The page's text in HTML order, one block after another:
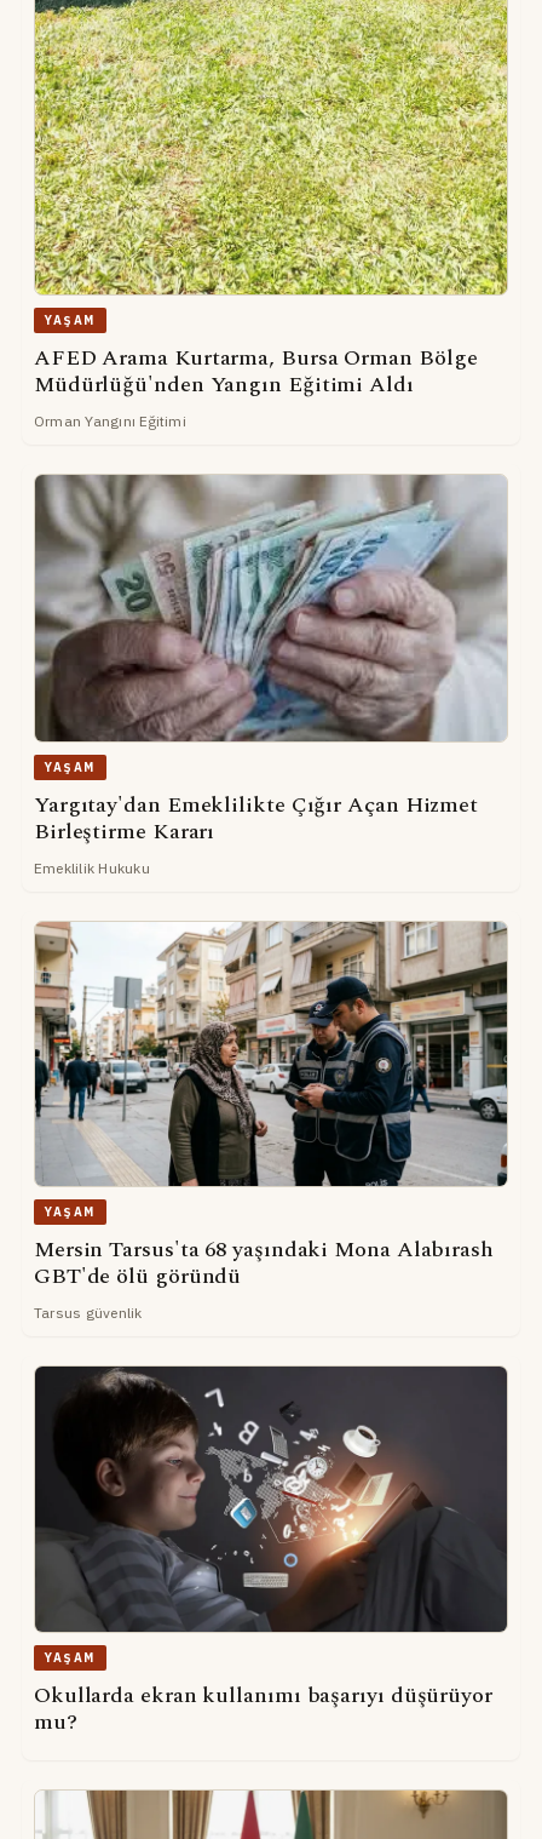
YAŞAM
AFED Arama Kurtarma, Bursa Orman Bölge
Müdürlüğü'nden Yangın Eğitimi Aldı
Orman Yangını Eğitimi
YAŞAM
Yargıtay'dan Emeklilikte Çığır Açan Hizmet
Birleştirme Kararı
Emeklilik Hukuku
YAŞAM
Mersin Tarsus'ta 68 yaşındaki Mona Alabırash
GBT'de ölü göründü
Tarsus güvenlik
YAŞAM
Okullarda ekran kullanımı başarıyı düşürüyor
mu?